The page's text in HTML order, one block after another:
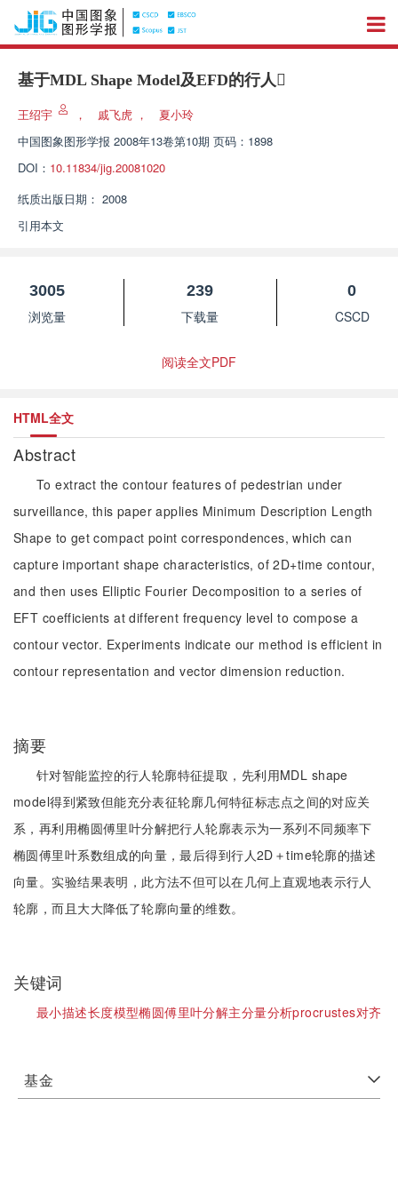
基于MDL Shape Model及EFD的行人
王绍宇 ， 戚飞虎 ，
夏小玲
中国图象图形学报 2008年13卷第10期 页码：1898
DOI： 10.11834/jig.20081020
纸质出版日期： 2008
引用本文
3005
浏览量
239
下载量
0
CSCD
阅读全文PDF
HTML全文
Abstract
To extract the contour features of pedestrian under
surveillance, this paper applies Minimum Description Length
Shape to get compact point correspondences, which can
capture important shape characteristics, of 2D+time contour,
and then uses Elliptic Fourier Decomposition to a series of
EFT coefficients at different frequency level to compose a
contour vector. Experiments indicate our method is efficient in
contour representation and vector dimension reduction.
摘要
针对智能监控的行人轮廓特征提取，先利用MDL shape
model得到紧致但能充分表征轮廓几何特征标志点之间的对应关
系，再利用椭圆傅里叶分解把行人轮廓表示为一系列不同频率下
椭圆傅里叶系数组成的向量，最后得到行人2D＋time轮廓的描述
向量。实验结果表明，此方法不但可以在几何上直观地表示行人
轮廓，而且大大降低了轮廓向量的维数。
关键词
最小描述长度模型椭圆傅里叶分解主分量分析procrustes对齐
基金